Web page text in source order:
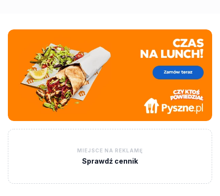
MIEJSCE NA REKLAMĘ
Sprawdź cennik